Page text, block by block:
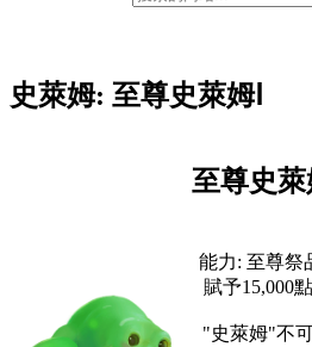
史萊姆: 至尊史萊姆Ⅰ
至尊史萊
能力: 至尊祭
賦予15,000
"史萊姆"不